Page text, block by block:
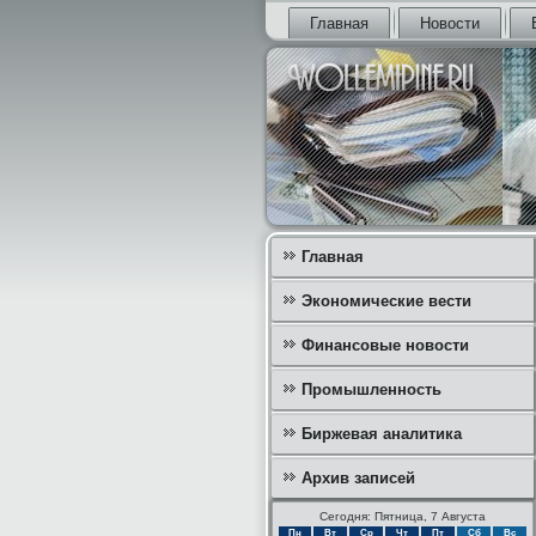
Главная Новости
Главная
Экономические вести
Финансовые новости
Промышленность
Биржевая аналитика
Архив записей
Сегодня: Пятница, 7 Августа
Пн Вт Ср Чт Пт Сб Вс